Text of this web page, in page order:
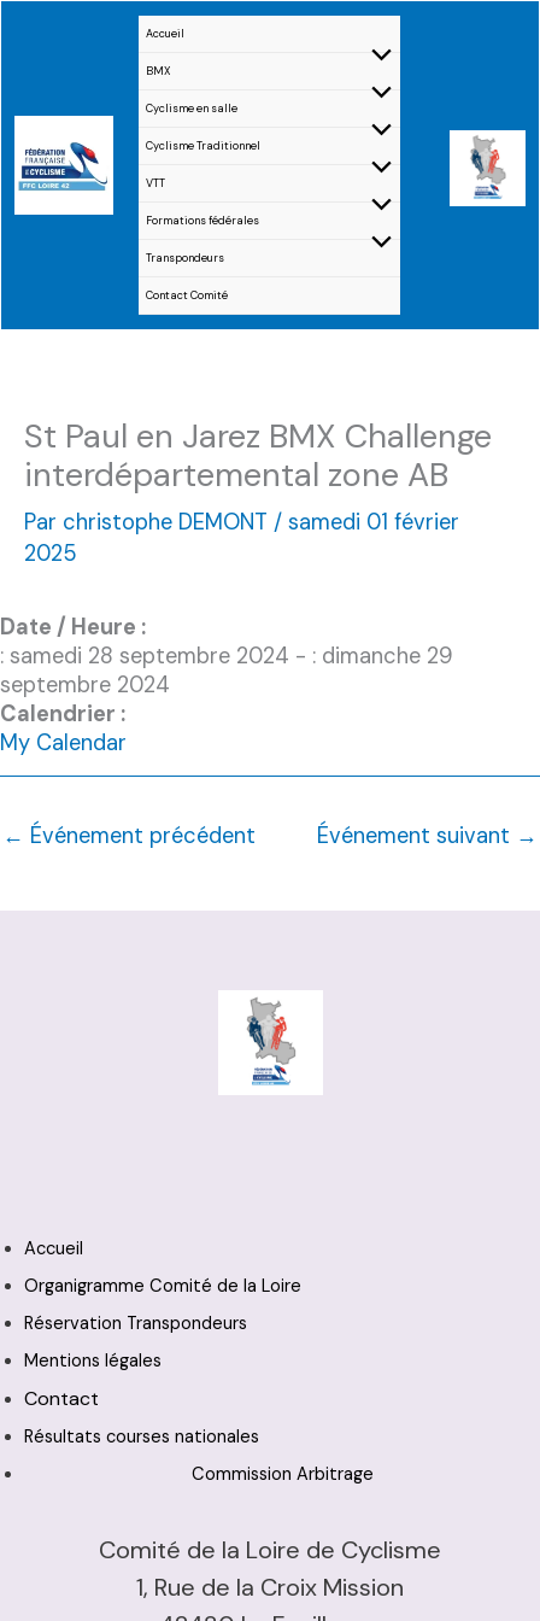
Accueil
BMX
Cyclisme en salle
Cyclisme Traditionnel
VTT
Formations fédérales
Transpondeurs
Contact Comité
St Paul en Jarez BMX Challenge
interdépartemental zone AB
Par christophe DEMONT / samedi 01 février
2025
Date / Heure :
: samedi 28 septembre 2024 - : dimanche 29
septembre 2024
Calendrier :
My Calendar
← Événement précédent Événement suivant →
Accueil
Organigramme Comité de la Loire
Réservation Transpondeurs
Mentions légales
Contact
Résultats courses nationales
Commission Arbitrage
Comité de la Loire de Cyclisme
1, Rue de la Croix Mission